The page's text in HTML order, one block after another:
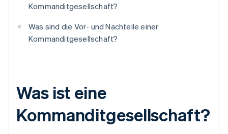
Kommanditgesellschaft?
Was sind die Vor- und Nachteile einer
Kommanditgesellschaft?
Was ist eine
Kommanditgesellschaft?